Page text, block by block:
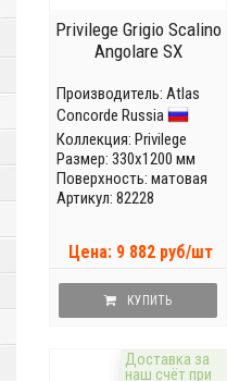
Privilege Grigio Scalino
Angolare SX
Производитель: Atlas
Concorde Russia
Коллекция: Privilege
Размер: 330x1200 мм
Поверхность: матовая
Артикул: 82228
Цена: 9 882 руб/шт
КУПИТЬ
Доставка за
наш счёт при